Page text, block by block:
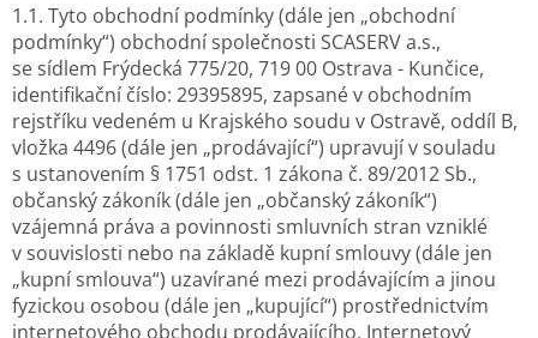
1.1. Tyto obchodní podmínky (dále jen „obchodní
podmínky“) obchodní společnosti SCASERV a.s.,
se sídlem Frýdecká 775/20, 719 00 Ostrava - Kunčice,
identifikační číslo: 29395895, zapsané v obchodním
rejstříku vedeném u Krajského soudu v Ostravě, oddíl B,
vložka 4496 (dále jen „prodávající“) upravují v souladu
s ustanovením § 1751 odst. 1 zákona č. 89/2012 Sb.,
občanský zákoník (dále jen „občanský zákoník“)
vzájemná práva a povinnosti smluvních stran vzniklé
v souvislosti nebo na základě kupní smlouvy (dále jen
„kupní smlouva“) uzavírané mezi prodávajícím a jinou
fyzickou osobou (dále jen „kupující“) prostřednictvím
internetového obchodu prodávajícího. Internetový